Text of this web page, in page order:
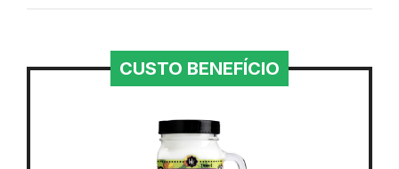
CUSTO BENEFÍCIO